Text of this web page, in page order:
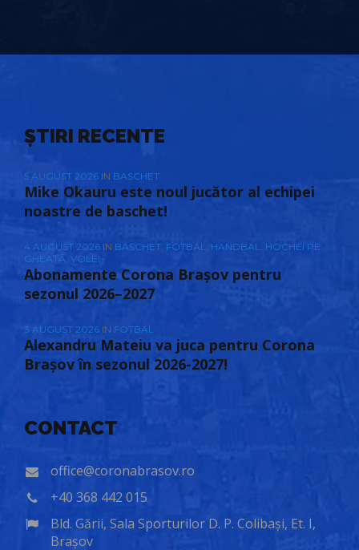
ȘTIRI RECENTE
5 AUGUST 2026 IN BASCHET
Mike Okauru este noul jucător al echipei
noastre de baschet!
4 AUGUST 2026 IN BASCHET, FOTBAL, HANDBAL, HOCHEI PE
GHEAȚĂ, VOLEI
Abonamente Corona Brașov pentru
sezonul 2026–2027
3 AUGUST 2026 IN FOTBAL
Alexandru Mateiu va juca pentru Corona
Brașov în sezonul 2026-2027!
CONTACT
office@coronabrasov.ro
+40 368 442 015
Bld. Gării, Sala Sporturilor D. P. Colibași, Et. I,
Brașov